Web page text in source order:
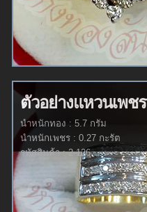
ตัวอย่างแหวนเพชร
นำหนักทอง : 5.7 กรัม
นำหนักเพชร : 0.27 กะรัต
รหัสสินค้า : 2-126